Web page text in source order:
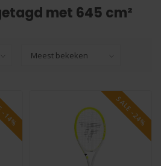
met 645 cm²
SALE -24%